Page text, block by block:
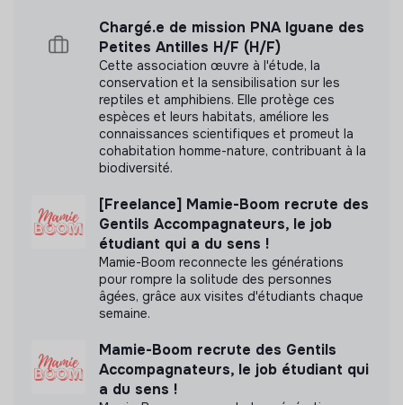
Labels et certifications
Cette structure n'a pas souhaité nous
communiquer les labels ou certifications qu'elle a
pu obtenir.
Documents
N'a pas encore communiqué de documents de
transparence
Chargé.e de mission PNA Iguane des
Petites Antilles H/F (H/F)
Cette association œuvre à l'étude, la
conservation et la sensibilisation sur les
reptiles et amphibiens. Elle protège ces
espèces et leurs habitats, améliore les
connaissances scientifiques et promeut la
cohabitation homme-nature, contribuant à la
biodiversité.
[Freelance] Mamie-Boom recrute des
Gentils Accompagnateurs, le job
étudiant qui a du sens !
Mamie-Boom reconnecte les générations
pour rompre la solitude des personnes
âgées, grâce aux visites d'étudiants chaque
semaine.
Mamie-Boom recrute des Gentils
Accompagnateurs, le job étudiant qui
a du sens !